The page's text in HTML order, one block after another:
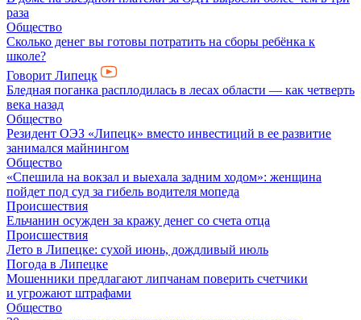
раза
Общество
Сколько денег вы готовы потратить на сборы ребёнка к
школе?
Говорит Липецк
Бледная поганка расплодилась в лесах области — как четверть
века назад
Общество
Резидент ОЭЗ «Липецк» вместо инвестиций в ее развитие
занимался майнингом
Общество
«Спешила на вокзал и выехала задним ходом»: женщина
пойдет под суд за гибель водителя мопеда
Происшествия
Ельчанин осужден за кражу денег со счета отца
Происшествия
Лето в Липецке: сухой июнь, дождливый июль
Погода в Липецке
Мошенники предлагают липчанам поверить счетчики
и угрожают штрафами
Общество